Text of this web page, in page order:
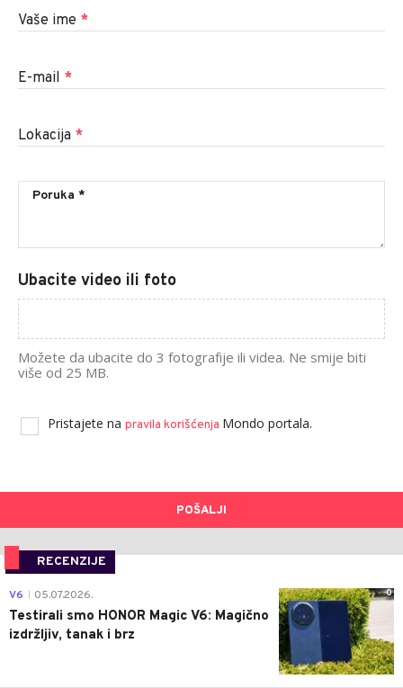
Vaše ime *
E-mail *
Lokacija *
Ubacite video ili foto
Možete da ubacite do 3 fotografije ili videa. Ne smije biti
više od 25 MB.
Pristajete na pravila korišćenja Mondo portala.
POŠALJI
RECENZIJE
0
V6 05.07.2026.
Testirali smo HONOR Magic V6: Magično
izdržljiv, tanak i brz